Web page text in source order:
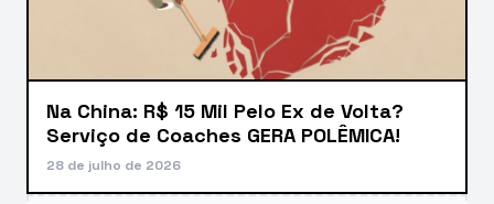
Na China: R$ 15 Mil Pelo Ex de Volta?
Serviço de Coaches GERA POLÊMICA!
28 de julho de 2026